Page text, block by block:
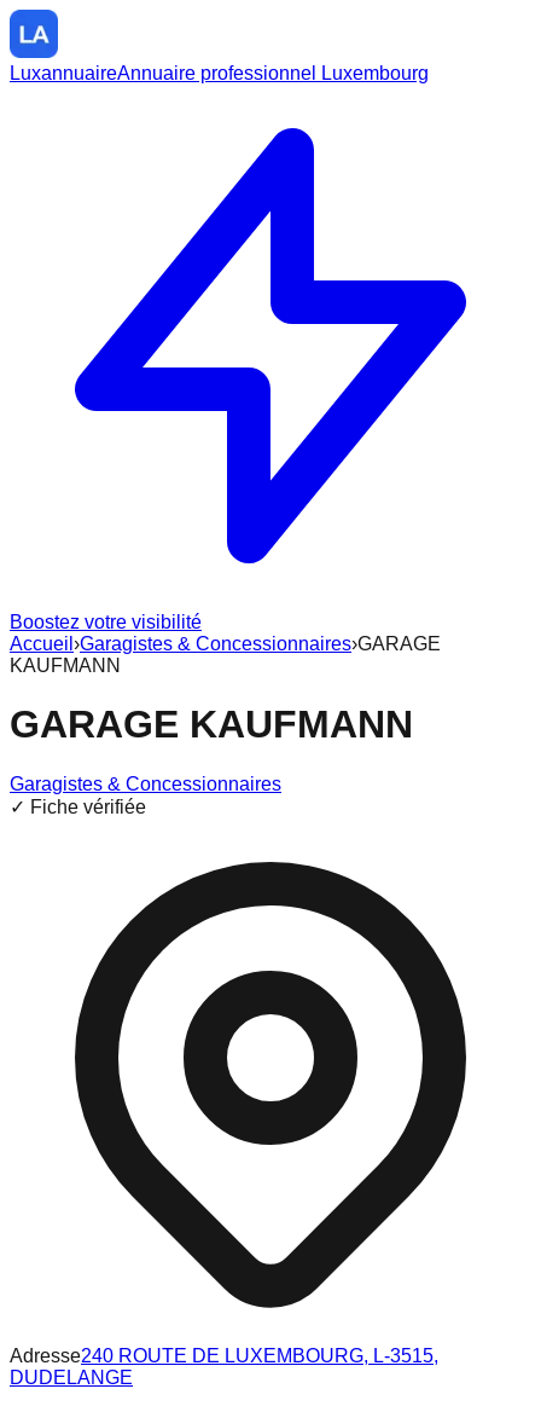
LuxannuaireAnnuaire professionnel Luxembourg
Boostez votre visibilité
Accueil ›Garagistes & Concessionnaires›GARAGE
KAUFMANN
GARAGE KAUFMANN
Garagistes & Concessionnaires
✓ Fiche vérifiée
Adresse240 ROUTE DE LUXEMBOURG, L-3515,
DUDELANGE